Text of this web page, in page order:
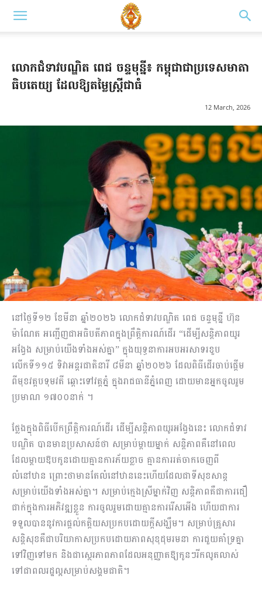
លោកជំទាវបណ្ឌិត ពេជ ចន្ទមុន្នី៖ កម្ពុជាជាប្រទេសមាតា
ធិបតេយ្យ ដែលឱ្យតម្លៃស្ត្រីជាធំ
12 March, 2026
នៅថ្ងៃទី១២ ខែមីនា ឆ្នាំ២០២៦ លោកជំទាវបណ្ឌិត ពេជ ចន្ទមុន្នី ហ៊ុន
ម៉ាណែត អញ្ជើញជាអធិបតីភាពក្នុងព្រឹត្តិការណ៍ដើរ “ដើម្បីសន្តិភាពយូរ
អង្វែង សម្រាប់យើងទាំងអស់គ្នា” ក្នុងយុទ្ធនាការអបអរសាទរខួប
លើកទី១១៥ ទិវាអន្តរជាតិនារី ៨មីនា ឆ្នាំ២០២៦ ដែលពិធីដើរចាប់ផ្តើម
ពីមុខវត្តបទុមវតី ឆ្ពោះទៅវត្តភ្នំ ក្នុងរាជធានីភ្នំពេញ ដោយមានអ្នកចូលរួម
ប្រមាណ ១៧០០នាក់ ។
ថ្លែងក្នុងពិធីបើកព្រឹត្តិការណ៍ដើរ ដើម្បីសន្តិភាពយូរអង្វែងនេះ លោកជំទាវ
បណ្ឌិត បានមានប្រសាសន៍ថា សម្រាប់ម្តាយម្នាក់ សន្តិភាពគឺនៅពេល
ដែលម្តាយឱបកូនដោយគ្មានការភ័យខ្លាច គ្មានការរត់ចាកចេញពី
លំនៅឋាន ព្រោះថាមានតែលំនៅឋាននេះហើយដែលជាទីសុខសាន្ត
សម្រាប់យើងទាំងអស់គ្នា។ សម្រាប់ក្មេងស្រីម្នាក់វិញ សន្តិភាពគឺជាការជឿ
ជាក់ក្នុងការអភិវឌ្ឍខ្លួន ការចូលរួមដោយគ្មានការរើសអើង ហើយជាការ
ទទួលបាននូវការផ្តល់កតិ្តយសប្រកបដោយក្តីសង្ឃឹម។ សម្រាប់គ្រួសារ
សន្តិសុខគឺជាបរិយាកាសប្រកបដោយភាពសុខុដុមរមនា ការជួយគាំទ្រគ្នា
ទៅវិញទៅមក និងជាស្ថេរភាពភាពដែលអនុញ្ញាតឱ្យកូនៗរីកលូតលាស់
ទៅជាពលរដ្ឋល្អសម្រាប់សង្គមជាតិ។